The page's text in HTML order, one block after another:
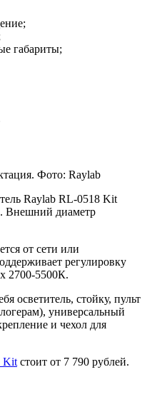
габариты;
Фото: Raylab
Raylab RL-0518 Kit
Внешний диаметр
от сети или
регулировку
2700-5500К.
осветитель, стойку, пульт
универсальный
и чехол для
Kit стоит от 7 790 рублей.